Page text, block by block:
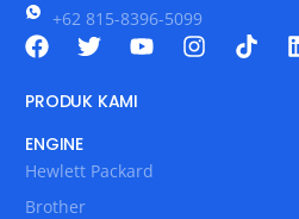
+62 815-8396-5099
PRODUK KAMI
ENGINE
Hewlett Packard
Brother